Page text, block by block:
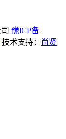
豫ICP备
技术支持：
尚贤